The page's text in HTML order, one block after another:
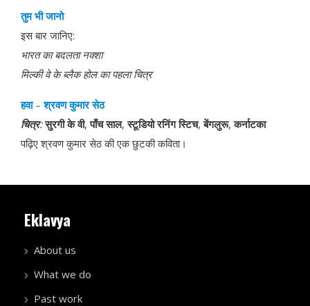
तुमभी जानो
इस बार जानिए:
भारत का बदलता नक्शा
मिल्की वे के ब्लैक होल का पहला चित्र
हवा–श्रवण कुमार सेठ
चित्र:सुरगी के वी,पाँच साल,स्टूडियो रनिंग स्टिच,बेंगलुरू,कर्नाटका
पढ़िए श्रवण कुमार सेठ की एक छुटकी कविता।
Eklavya
About us
What we do
Past work